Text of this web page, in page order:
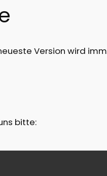
Version wird
bitte: